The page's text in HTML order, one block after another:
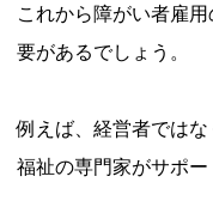
これから障がい者雇
要があるでしょう。
例えば、経営者では
福祉の専門家がサポ